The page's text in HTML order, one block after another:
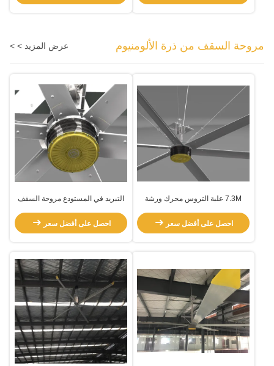
مروحة السقف من ذرة الألومنيوم عرض المزيد > >
7.3M علبة التروس محرك ورشة
احصل على أفضل سعر
التبريد في المستودع مروحة السقف
احصل على أفضل سعر